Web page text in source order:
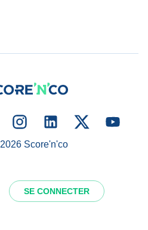
SE CONNECTER
2026Score'n'co